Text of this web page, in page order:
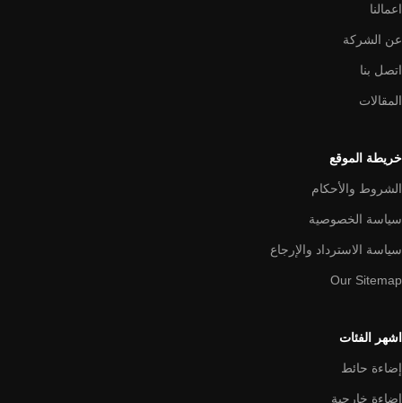
اعمالنا
عن الشركة
اتصل بنا
المقالات
خريطة الموقع
الشروط والأحكام
سياسة الخصوصية
سياسة الاسترداد والإرجاع
Our Sitemap
اشهر الفئات
إضاءة حائط
إضاءة خارجية